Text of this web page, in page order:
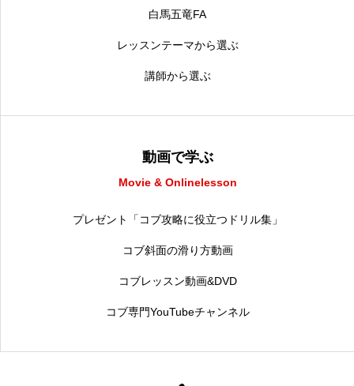
白馬五竜FA
レッスンテーマから選ぶ
講師から選ぶ
動画で学ぶ
Movie & Onlinelesson
プレゼント「コブ攻略に役立つドリル集」
コブ斜面の滑り方動画
コブレッスン動画&DVD
コブ専門YouTubeチャンネル